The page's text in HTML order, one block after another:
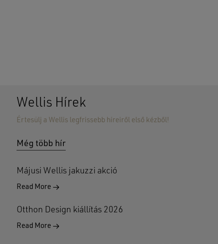
Wellis Hírek
Értesülj a Wellis legfrissebb híreiről első kézből!
Még több hír
Májusi Wellis jakuzzi akció
Read More
Otthon Design kiállítás 2026
Read More